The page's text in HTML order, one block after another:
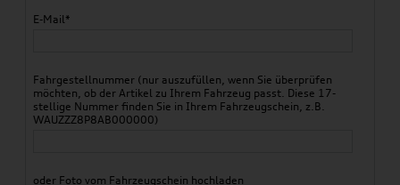
E-Mail*
Fahrgestellnummer (nur auszufüllen, wenn Sie überprüfen
möchten, ob der Artikel zu Ihrem Fahrzeug passt. Diese 17-
stellige Nummer finden Sie in Ihrem Fahrzeugschein, z.B.
WAUZZZ8P8AB000000)
oder Foto vom Fahrzeugschein hochladen